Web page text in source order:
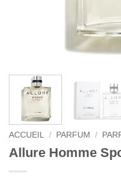
ACCUEIL / PARFUM /
Allure Homme